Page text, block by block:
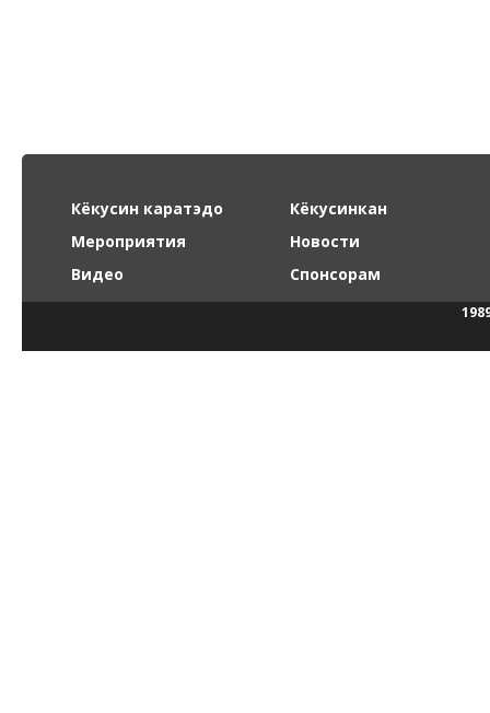
Кёкусин каратэдо
Кёкусинкан
Мероприятия
Новости
Видео
Спонсорам